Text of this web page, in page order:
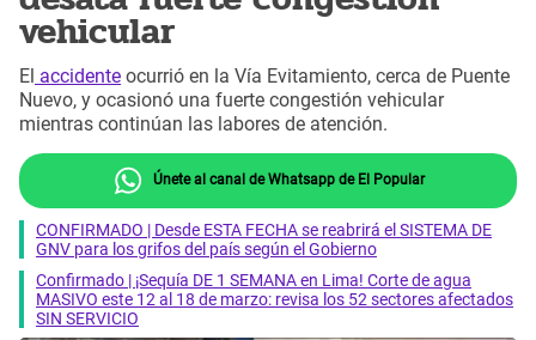
vehicular
El accidente ocurrió en la Vía Evitamiento, cerca de Puente
Nuevo, y ocasionó una fuerte congestión vehicular
mientras continúan las labores de atención.
Únete al canal de Whatsapp de El Popular
CONFIRMADO | Desde ESTA FECHA se reabrirá el SISTEMA DE
GNV para los grifos del país según el Gobierno
Confirmado | ¡Sequía DE 1 SEMANA en Lima! Corte de agua
MASIVO este 12 al 18 de marzo: revisa los 52 sectores afectados
SIN SERVICIO